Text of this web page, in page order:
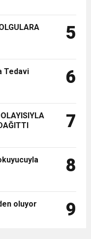
5
Tedavi
6
7
8
oluyor 9